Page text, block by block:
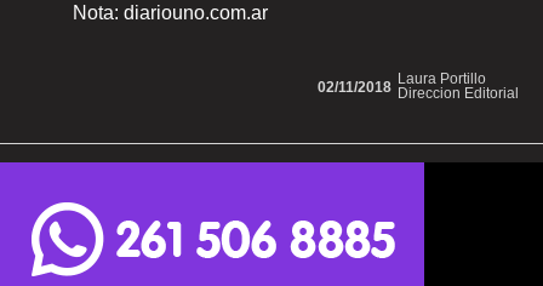
Nota: diariouno.com.ar
Laura Portillo
Direccion Editorial
02/11/2018